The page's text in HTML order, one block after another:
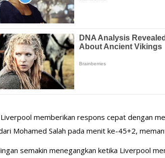
memberikan respons cepat dengan
Mohamed Salah pada menit ke-45+2,
semakin menegangkan ketika Liverpool